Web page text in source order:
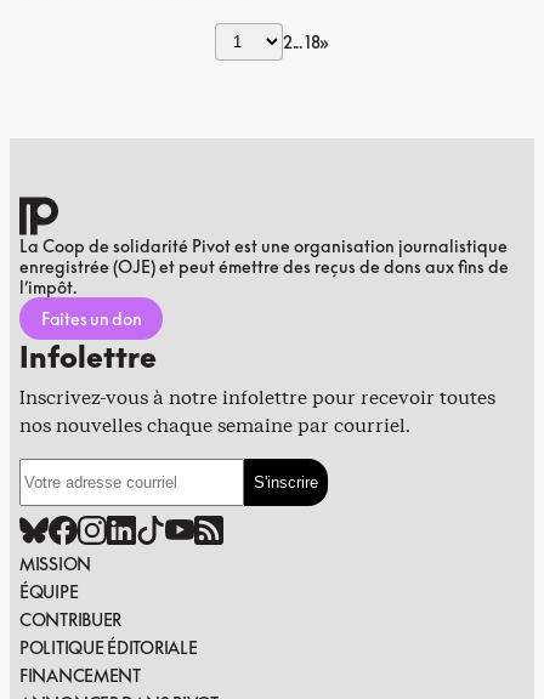
2 18»
La Coop de solidarité Pivot est une organisation journalistique
enregistrée (OJE) et peut émettre des reçus de dons aux fins de
l’impôt.
Faites un don
Infolettre
Inscrivez-vous à notre infolettre pour recevoir toutes
nos nouvelles chaque semaine par courriel.
MISSION
ÉQUIPE
CONTRIBUER
POLITIQUE ÉDITORIALE
FINANCEMENT